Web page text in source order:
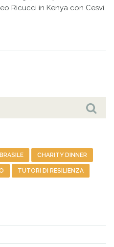
Ricucci in Kenya con Cesvi.
CHARITY DINNER
TUTORI DI RESILIENZA